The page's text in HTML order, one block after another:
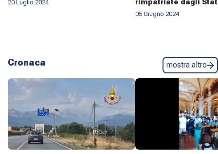
20 Luglio 2024
rimpatriate dagli
05 Giugno 2024
Cronaca mostra altro